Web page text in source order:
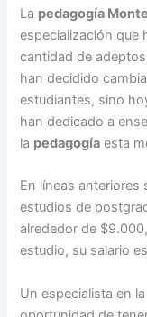
La pedagogía
especialización que
cantidad de
han decidido
estudiantes, sino
han dedicado a
la pedagogía esta
En líneas anteriores
estudios de
alrededor de
estudio, su salario
Un especialista en la